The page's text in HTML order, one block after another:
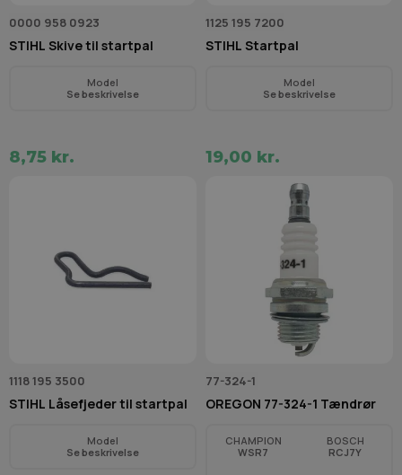
0000 958 0923
STIHL Skive til startpal
Model
Se beskrivelse
8,75 kr.
1125 195 7200
STIHL Startpal
Model
Se beskrivelse
19,00 kr.
1118 195 3500
STIHL Låsefjeder til startpal
Model
Se beskrivelse
77-324-1
OREGON 77-324-1 Tændrør
CHAMPION
WSR7
BOSCH
RCJ7Y